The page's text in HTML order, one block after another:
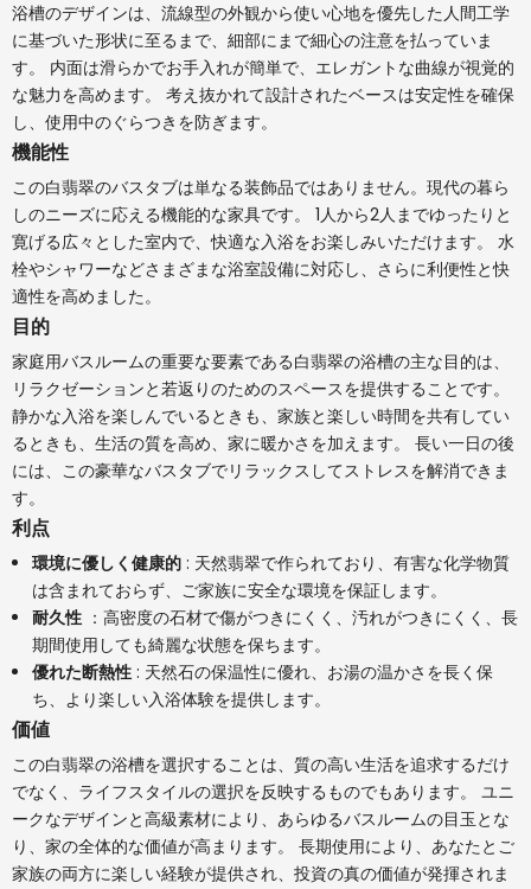
浴槽のデザインは、流線型の外観から使い心地を優先した人間工学
に基づいた形状に至るまで、細部にまで細心の注意を払っていま
す。 内面は滑らかでお手入れが簡単で、エレガントな曲線が視覚的
な魅力を高めます。 考え抜かれて設計されたベースは安定性を確保
し、使用中のぐらつきを防ぎます。
機能性
この白翡翠のバスタブは単なる装飾品ではありません。現代の暮ら
しのニーズに応える機能的な家具です。 1人から2人までゆったりと
寛げる広々とした室内で、快適な入浴をお楽しみいただけます。 水
栓やシャワーなどさまざまな浴室設備に対応し、さらに利便性と快
適性を高めました。
目的
家庭用バスルームの重要な要素である白翡翠の浴槽の主な目的は、
リラクゼーションと若返りのためのスペースを提供することです。
静かな入浴を楽しんでいるときも、家族と楽しい時間を共有してい
るときも、生活の質を高め、家に暖かさを加えます。 長い一日の後
には、この豪華なバスタブでリラックスしてストレスを解消できま
す。
利点
環境に優しく健康的 : 天然翡翠で作られており、有害な化学物質
は含まれておらず、ご家族に安全な環境を保証します。
耐久性 ：高密度の石材で傷がつきにくく、汚れがつきにくく、長
期間使用しても綺麗な状態を保ちます。
優れた断熱性 : 天然石の保温性に優れ、お湯の温かさを長く保
ち、より楽しい入浴体験を提供します。
価値
この白翡翠の浴槽を選択することは、質の高い生活を追求するだけ
でなく、ライフスタイルの選択を反映するものでもあります。 ユニ
ークなデザインと高級素材により、あらゆるバスルームの目玉とな
り、家の全体的な価値が高まります。 長期使用により、あなたとご
家族の両方に楽しい経験が提供され、投資の真の価値が発揮されま